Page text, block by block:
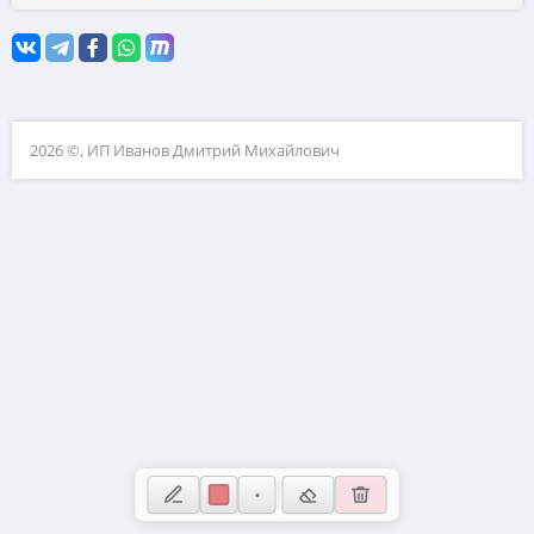
10. Прикладные задачи по планиметрии
13. Стереометрия
20. Текстовые задачи
21. Нестандартные задачи
2026 ©, ИП Иванов Дмитрий Михайлович